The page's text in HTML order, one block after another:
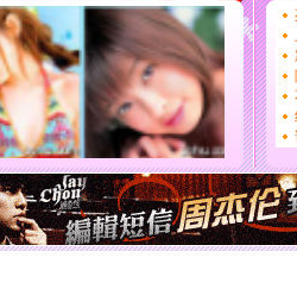
[春节]
传
片叶子
送你一
[圣诞节]
你太多
要平安
[圣诞节]
能正大
天都要快
[圣诞节]
如意,快
[元旦]看
断电。爱